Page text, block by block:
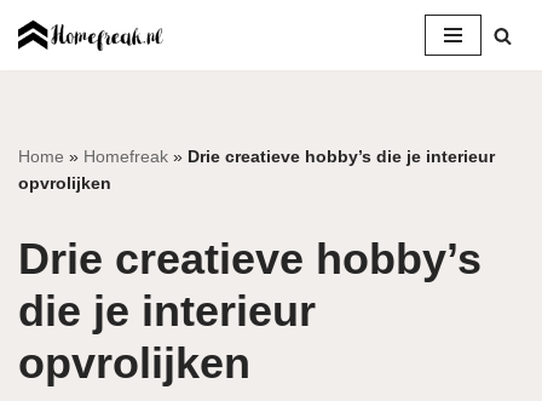
inhoud
Home » Homefreak » Drie creatieve hobby’s die je interieur
opvrolijken
Drie creatieve hobby’s
die je interieur
opvrolijken